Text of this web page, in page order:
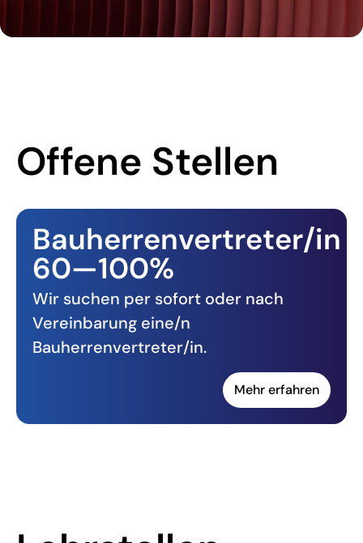
Offene Stellen
Bauherrenvertreter/in
60—100%
Wir suchen per sofort oder nach
Vereinbarung eine/n
Bauherrenvertreter/in.
Mehr erfahren